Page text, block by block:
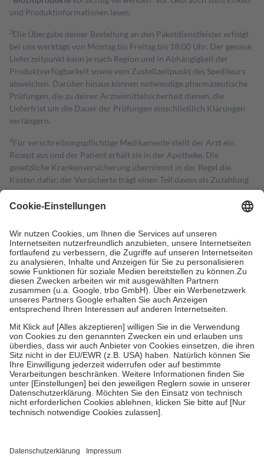
und Produktinformationen lesen.
3Die Übergabe deiner Bestellung an den Paketdienstleister erfolgt
bei uns werktags von Montag bis Freitag bis 18:00 Uhr. Der genaue
Lieferzeitpunkt kann je nach Region und in Abhängigkeit der
Produktverfügbarkeit sowie vom Zustellzeitpunkt des Spediteurs
abweichen. Darüber hinaus können notwendige pharmazeutische
Prüfungen, die zu deiner Arzneimittelsicherheit dienen, die
Lieferfrist um die Dauer der Prüfungen einschließlich Klärungen
verlängern.
4Für verschreibungspflichtige Medikamente stellt der Arzt ein
Rezept aus und der Patient erhält sie in der Apotheke. Die
gesetzliche Krankenversicherung übernimmt in der Regel die
Kosten dafür, der Versicherte trägt einen Teil davon als Zuzahlung
mit.
Grundsätzlich leisten Mitglieder Zuzahlungen in Höhe von zehn
höchstens zehn Euro.
Es sind jedoch nie mehr als die tatsächlichen
Kosten der Leistung zu entrichten.
Diese Regeln gelten grundsätzlich auch für Online-Apotheken.
Bei Heilmitteln und häuslicher Krankenpflege beträgt die
Zuzahlung zehn Prozent der Kosten sowie zehn Euro je
Verordnung.
Um das Engagement der Versicherten für ihre eigene Gesundheit zu
stärken und die besondere Stellung der Familie zu unterstützen,
fallenkeine Zuzahlungenan bei:
• Kindern und Jugendlichen bis zum vollendeten 18. Lebensjahr
mit Ausnahme der Fahrkosten
• Untersuchungen zur Vorsorge und Früherkennung, die von der
GKV getragen werden
• empfohlenen Schutzimpfungen
• Harn- und Blutteststreifen
getroffen, um sicherzustellen, dass es sich um echte Bewertungen